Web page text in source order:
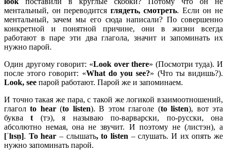
ментальный, он переводится глядеть, смотреть. Если он не
ментальный, зачем мы его сюда написали? По совершенно
конкретной и понятной причине, они в жизни всегда
работают в паре эти два глагола, значит и запоминать их
нужно парой.
Один другому говорит: «Look overthere» (Посмотри туда). И
после этого говорит: «What doyousee?» (Что ты видишь?).
Look, see парой работают. Парой же и запоминаем.
И точно такая же пара, с такой же логикой взаимоотношений,
глаголto hear(to listen). В этом глаголе (tolisten), вот эта
букваt (тэ), я называю по-варварски, по-русски, она
абсолютно немая, она не звучит. И поэтому не (листэн), а
[ˈlɪsn̩]. Tohear – слышать,tolisten – слушать. И их опять же
нужно запоминать парой.